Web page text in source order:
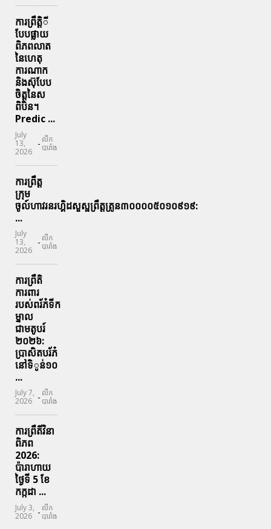
ការព្រឹតិ្តី
បែបផ្លាយ
ពិភពលាត
នៃហេតុ
ការណាក
និងស៊ុបែប
ចិត្តនៃស
ពិបិន។
Predic ...
July
13,
2026
- លីក
បារាំង
ការព្រឹត្ត
ក្រុម
ចូល៍ហាវរនរហ្គិដសួស្ផព្រឹត្តត្រូន៣០០០០៥០១០៩១៩:
...
July
13,
2026
- លីក
បារាំង
ការព្រឹតិ
ការពារ
របស់ពរ័ភ៎ទីក
ម្នាល
ជាមតូបរ៍
២០២៦:
ប្រាសិតបរ័ភ៎
នៅទិូន់១០
...
July 7,
2026 - លីក
បារាំង
ការព្រឹតិ៍វិនា
ពិភព
2026:
ប៉ារាហាយ
ថ្ងៃទី 5 ខែ
កក្កដា ...
July 3,
2026 - លីក
បារាំង